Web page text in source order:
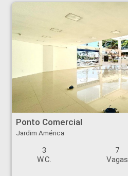
Ponto Comercial - Jardim América - Ribeirão Preto
Ponto Comercial
Jardim América
3
W.C.
7
Vagas